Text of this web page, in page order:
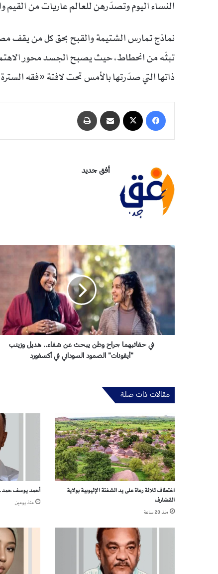
النساء اليوم وتصدّرهن للعالم عاريات من القيم
نماذج تمارس الشتيمة والقبح بحق كل من يقف
تبثّه من انحطاط، حيث يصبح الجسد محور
ذاتها التي صدّرتها بالأمس تحت لافتة «فقه
أفق جديد
ف
ح
ئ
ب
ه
م
ح
ن
ي
ب
ح
ث
ع
ن
ش
ف
ا
في حقائبهما جراح وطن يبحث عن شفاء.. هديل وزينب
"أيقونات" الصمود السوداني في أكسفورد
مقالات ذات صلة
اختطاف ثلاثة رعاة على يد الشفتة الإثيوبية بولاية
القضارف
منذ 20 ساعة
أحمد يوسف
منذ يومين